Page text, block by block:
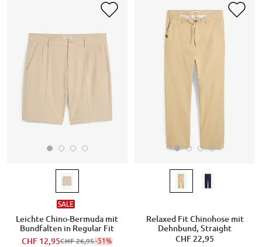
SALE
Leichte Chino-Bermuda mit
Bundfalten in Regular Fit
CHF 12,95CHF 26,95-51%
Relaxed Fit Chinohose mit
Dehnbund, Straight
CHF 22,95